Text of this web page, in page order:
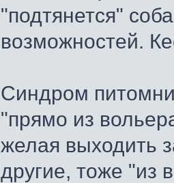
"подтянется"
возможностей.
Синдром
"прямо из
желая выходить
другие, тоже "из